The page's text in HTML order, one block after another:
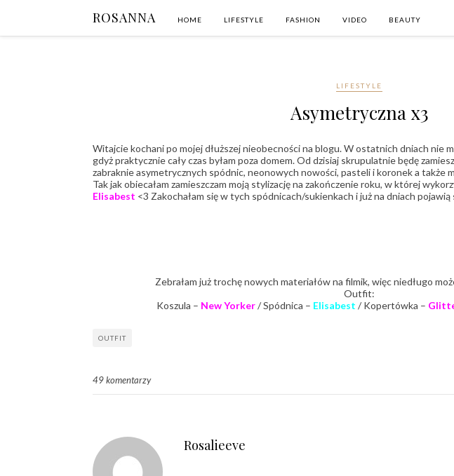
ROSANNA HOME LIFESTYLE FASHION VIDEO BEAUTY
LIFESTYLE
Asymetryczna x3
Witajcie kochani po mojej dłuższej nieobecności na blogu. W ostatnich dniach nie
gdyż praktycznie cały czas byłam poza domem. Od dzisiaj skrupulatnie będę
zabraknie asymetrycznych spódnic, neonowych nowości, pasteli i koronek a także
Tak jak obiecałam zamieszczam moją stylizację na zakończenie roku, w której
Elisabest <3 Zakochałam się w tych spódnicach/sukienkach i już na dniach
Zebrałam już trochę nowych materiałów na filmik, więc niedługo
Outfit:
Koszula – New Yorker/ Spódnica – Elisabest / Kopertówka –
OUTFIT
49 komentarzy
Rosalieeve